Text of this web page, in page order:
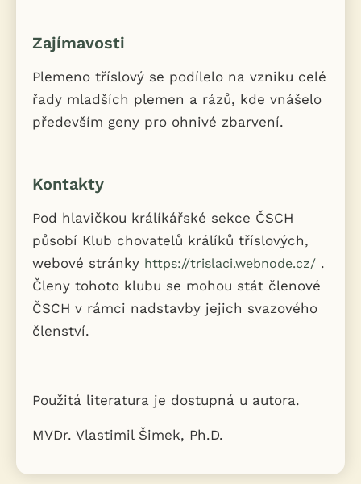
Zajímavosti
Plemeno tříslový se podílelo na vzniku celé
řady mladších plemen a rázů, kde vnášelo
především geny pro ohnivé zbarvení.
Kontakty
Pod hlavičkou králíkářské sekce ČSCH
působí Klub chovatelů králíků tříslových,
webové stránky https://trislaci.webnode.cz/ .
Členy tohoto klubu se mohou stát členové
ČSCH v rámci nadstavby jejich svazového
členství.
Použitá literatura je dostupná u autora.
MVDr. Vlastimil Šimek, Ph.D.